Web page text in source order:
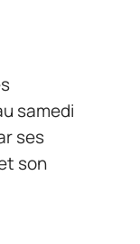
samedi
ses
son